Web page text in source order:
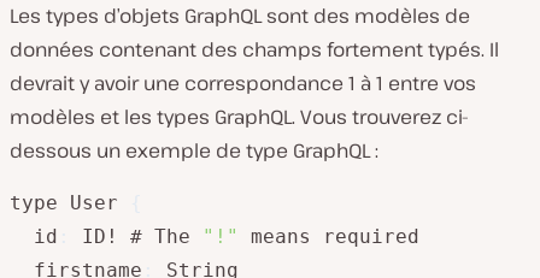
Les types d’objets GraphQL sont des modèles de
données contenant des champs fortement typés. Il
devrait y avoir une correspondance 1 à 1 entre vos
modèles et les types GraphQL. Vous trouverez ci-
dessous un exemple de type GraphQL :
type User
  id
ID! # The "!"
means required
  firstname
String